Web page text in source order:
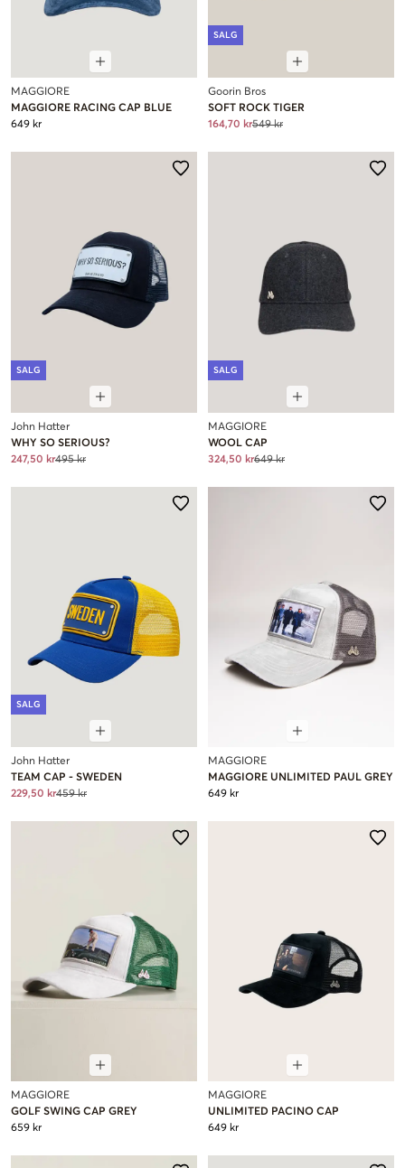
MAGGIORE
MAGGIORE RACING CAP BLUE
649 kr
SALG
Goorin Bros
SOFT ROCK TIGER
164,70 kr549 kr
SALG
John Hatter
WHY SO SERIOUS?
247,50 kr495 kr
SALG
MAGGIORE
WOOL CAP
324,50 kr649 kr
SALG
John Hatter
TEAM CAP - SWEDEN
229,50 kr459 kr
MAGGIORE
MAGGIORE UNLIMITED PAUL GREY
649 kr
MAGGIORE
GOLF SWING CAP GREY
659 kr
MAGGIORE
UNLIMITED PACINO CAP
649 kr